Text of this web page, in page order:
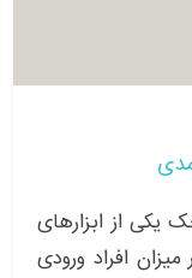
یکی از ابزارهای
افراد ورودی